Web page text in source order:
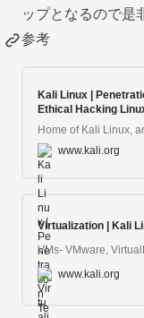
ップとなるので是
参考
Kali Linux |
Ethical Hacking
www.kali.org
Virtualization | Kali
www.kali.org